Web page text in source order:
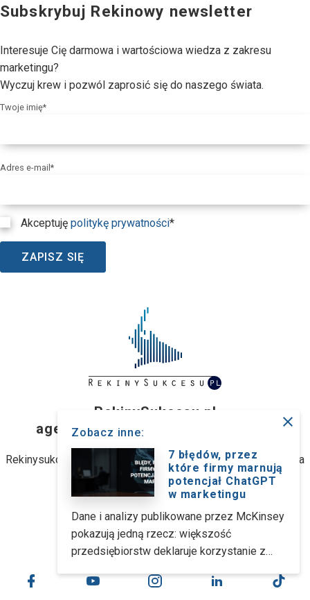
Subskrybuj Rekinowy newsletter
Interesuje Cię darmowa i wartościowa wiedza z zakresu
marketingu?
Wyczuj krew i pozwól zaprosić się do naszego świata.
Twoje imię*
Adres e-mail*
Akceptuję politykę prywatności*
ZAPISZ SIĘ
RekinySukcesu.pl
agencja interaktywna z Wrocławia
Rekinysukcesu.pl Sp. z o.o. (dawniej: Rekinysukcesu.pl Spółka
jawna M. Biernacki)
ul. Stanisławowska 47, 54-611 Wrocław
kontakt@rekinysukcesu.pl
Zobacz inne:
close
7 błędów, przez
które firmy marnują
potencjał ChatGPT
w marketingu
Dane i analizy publikowane przez McKinsey
pokazują jedną rzecz: większość
przedsiębiorstw deklaruje korzystanie z
sztucznej inteligencji. Problem w tym, że